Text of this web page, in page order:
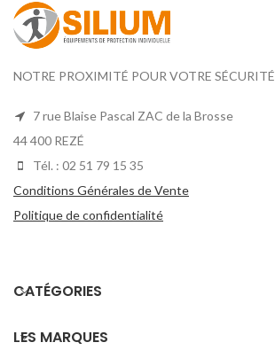
NOTRE PROXIMITÉ POUR VOTRE
7 rue Blaise Pascal ZAC de la Brosse
44 400 REZÉ
Tél. : 02 51 79 15 35
Conditions Générales de Vente
Politique de confidentialité
CATÉGORIES
LES MARQUES